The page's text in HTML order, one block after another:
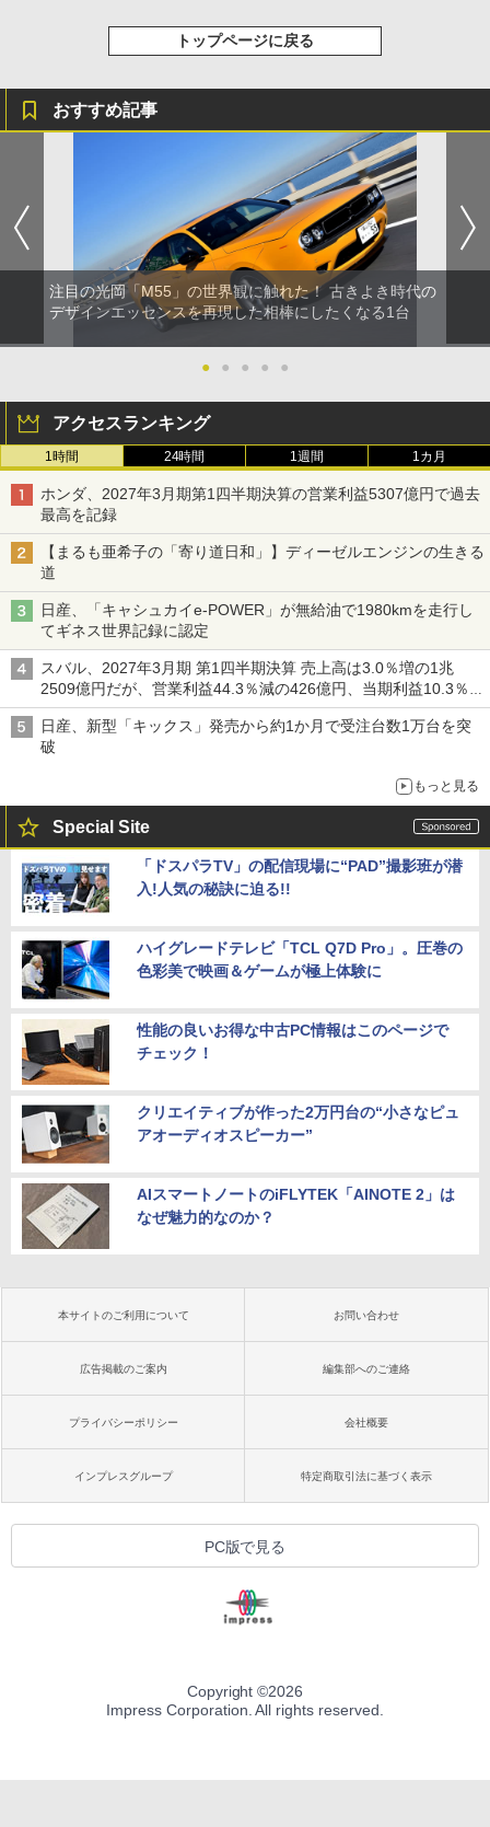
トップページに戻る
おすすめ記事
注目の光岡「M55」の世界観に触れた！ 古きよき時代の
デザインエッセンスを再現した相棒にしたくなる1台
● ● ● ● ●
アクセスランキング
1時間 24時間 1週間 1カ月
ホンダ、2027年3月期第1四半期決算の営業利益5307億円で過去
最高を記録
【まるも亜希子の「寄り道日和」】ディーゼルエンジンの生きる
道
日産、「キャシュカイe-POWER」が無給油で1980kmを走行し
てギネス世界記録に認定
スバル、2027年3月期 第1四半期決算 売上高は3.0％増の1兆
2509億円だが、営業利益44.3％減の426億円、当期利益10.3％減
の492億円で増収減益
日産、新型「キックス」発売から約1か月で受注台数1万台を突
破
もっと見る
Special Site
「ドスパラTV」の配信現場に“PAD”撮影班が潜
入!人気の秘訣に迫る!!
ハイグレードテレビ「TCL Q7D Pro」。圧巻の
色彩美で映画＆ゲームが極上体験に
性能の良いお得な中古PC情報はこのページで
チェック！
クリエイティブが作った2万円台の“小さなピュ
アオーディオスピーカー”
AIスマートノートのiFLYTEK「AINOTE 2」は
なぜ魅力的なのか？
本サイトのご利用について お問い合わせ
広告掲載のご案内 編集部へのご連絡
プライバシーポリシー 会社概要
インプレスグループ 特定商取引法に基づく表示
PC版で見る
Copyright ©2026
Impress Corporation. All rights reserved.